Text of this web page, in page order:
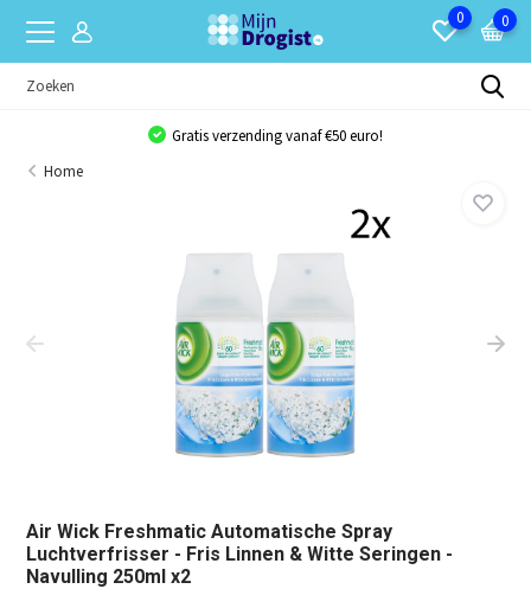
0 0
Bulkkorting van 10% op bijna al onze producten!
Home
Air Wick Freshmatic Automatische Spray
Luchtverfrisser - Fris Linnen & Witte Seringen -
Navulling 250ml x2